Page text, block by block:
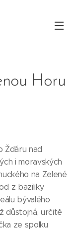
Horu
Žďáru nad
i moravských
na Zelené
z baziliky
bývalého
důstojná, určitě
ze spolku